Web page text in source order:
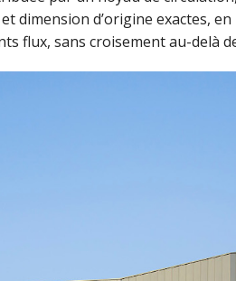
dimension d’origine exactes,
flux, sans croisement au-delà de